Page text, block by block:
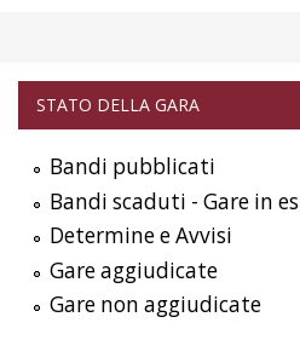
STATO DELLA GARA
Bandi pubblicati
Bandi scaduti - Gare in
Determine e Avvisi
Gare aggiudicate
Gare non aggiudicate